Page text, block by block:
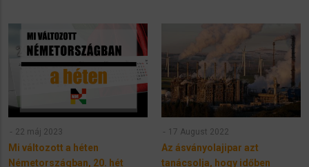
22 máj 2023
Mi változott a héten
Németországban, 20. hét
17 August 2022
Az ásványolajipar azt
tanácsolja, hogy időben